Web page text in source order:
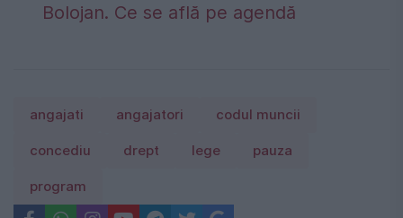
Bolojan. Ce se află pe agendă
angajati angajatori codul muncii
concediu drept lege pauza
program